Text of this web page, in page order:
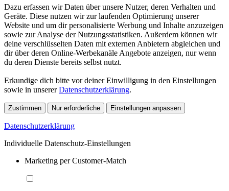
Dazu erfassen wir Daten über unsere Nutzer, deren Verhalten und
Geräte. Diese nutzen wir zur laufenden Optimierung unserer
Website und um dir personalisierte Werbung und Inhalte anzuzeigen
sowie zur Analyse der Nutzungsstatistiken. Außerdem können wir
deine verschlüsselten Daten mit externen Anbietern abgleichen und
dir über deren Online-Werbekanäle Angebote anzeigen, nur wenn
du deren Dienste bereits selbst nutzt.
Erkundige dich bitte vor deiner Einwilligung in den Einstellungen
sowie in unsererDatenschutzerklärung.
Zustimmen Nur erforderliche Einstellungen anpassen
Datenschutzerklärung
Individuelle Datenschutz-Einstellungen
Marketing per Customer-Match